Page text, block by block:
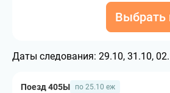
Выбрать
Даты следования: 29.10, 31.10,
Поезд 405Ы по 25.10 еж